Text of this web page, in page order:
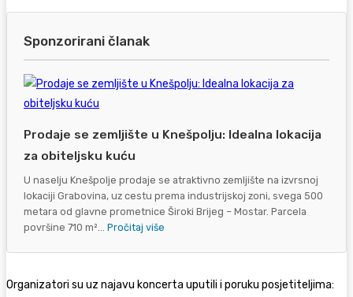
Sponzorirani članak
Prodaje se zemljište u Knešpolju: Idealna lokacija
za obiteljsku kuću
U naselju Knešpolje prodaje se atraktivno zemljište na izvrsnoj
lokaciji Grabovina, uz cestu prema industrijskoj zoni, svega 500
metara od glavne prometnice Široki Brijeg – Mostar. Parcela
površine 710 m²... Pročitaj više
Organizatori su uz najavu koncerta uputili i poruku posjetiteljima: